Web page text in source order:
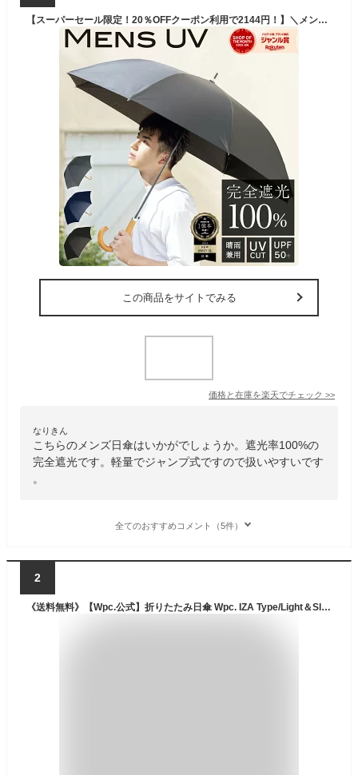
【スーパーセール限定！20％OFFクーポン利用で2144円！】＼メンズ日傘最安値／日傘 長傘 完全遮光 遮光率 100％ UV カット 遮熱 日焼け 紫外線 梅雨 対策 メンズ 日傘 傘 晴雨兼用 撥水 男性 用 かっこいい 無地 シンプル 大きい ジャンプ 軽量 軽い 耐風 丈夫 頑丈 送料無料
この商品をサイトでみる
価格と在庫を楽天でチェック >>
なりきん
こちらのメンズ日傘はいかがでしょうか。遮光率100%の
完全遮光です。軽量でジャンプ式ですので扱いやすいです
。
全てのおすすめコメント（5件）
2
《送料無料》【Wpc.公式】折りたたみ日傘 Wpc. IZA Type/Light＆Slim【完全遮光100% 完全UVカット率100％生地 晴雨兼用 折りたたみ傘 折り畳み傘 メンズ ユニセックス レディース 男女兼用 軽量 スリム コンパクト】